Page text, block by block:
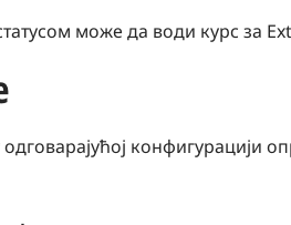
може да води курс за
конфигурацији